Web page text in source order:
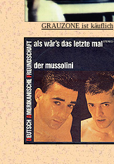
GRAUZONE ist käuflich